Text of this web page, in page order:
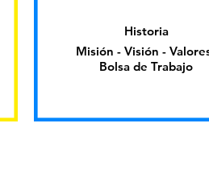
Historia
Misión - Visión -
Bolsa de Trabajo